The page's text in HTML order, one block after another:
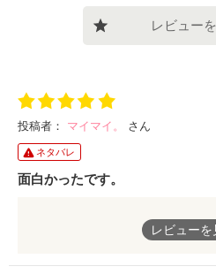
レビュー
投稿者： マイマイ。 さん
ネタバレ
面白かったです。
本当に積極的なヒーローで、読ん
レビューを